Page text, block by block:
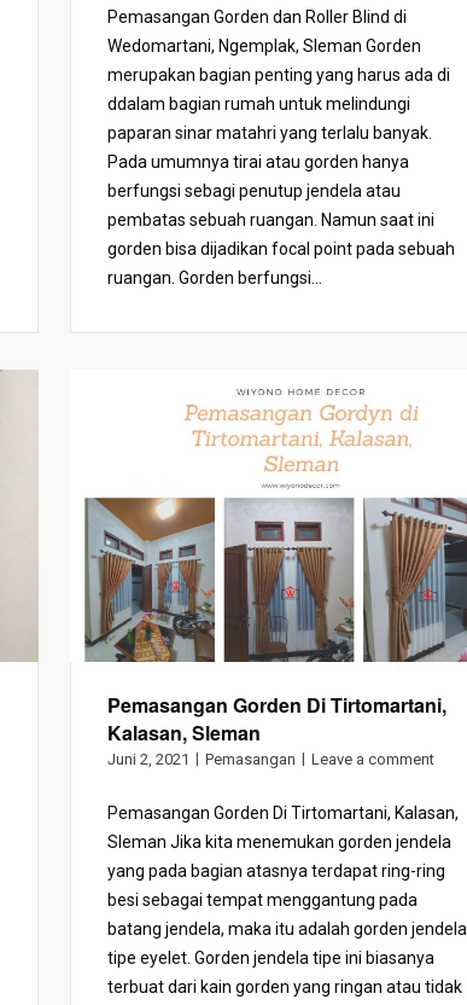
Pemasangan Gorden dan Roller Blind di
Wedomartani, Ngemplak, Sleman Gorden
merupakan bagian penting yang harus ada di
ddalam bagian rumah untuk melindungi
paparan sinar matahri yang terlalu banyak.
Pada umumnya tirai atau gorden hanya
berfungsi sebagi penutup jendela atau
pembatas sebuah ruangan. Namun saat ini
gorden bisa dijadikan focal point pada sebuah
ruangan. Gorden berfungsi...
Pemasangan Gorden Di Tirtomartani,
Kalasan, Sleman
Juni 2, 2021 Pemasangan Leave a comment
Pemasangan Gorden Di Tirtomartani, Kalasan,
Sleman Jika kita menemukan gorden jendela
yang pada bagian atasnya terdapat ring-ring
besi sebagai tempat menggantung pada
batang jendela, maka itu adalah gorden jendela
tipe eyelet. Gorden jendela tipe ini biasanya
terbuat dari kain gorden yang ringan atau tidak